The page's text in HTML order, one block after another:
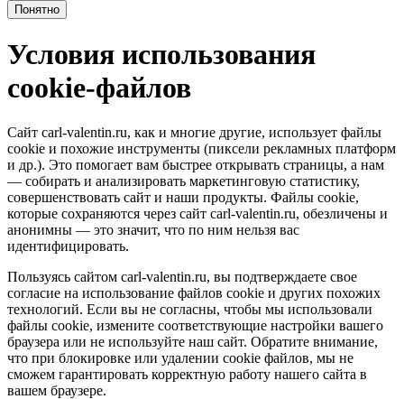
Понятно
Условия использования
cookie-файлов
Сайт carl-valentin.ru, как и многие другие, использует файлы
cookie и похожие инструменты (пиксели рекламных платформ
и др.). Это помогает вам быстрее открывать страницы, а нам
— собирать и анализировать маркетинговую статистику,
совершенствовать сайт и наши продукты. Файлы сookie,
которые сохраняются через сайт carl-valentin.ru, обезличены и
анонимны — это значит, что по ним нельзя вас
идентифицировать.
Пользуясь сайтом carl-valentin.ru, вы подтверждаете свое
согласие на использование файлов cookie и других похожих
технологий. Если вы не согласны, чтобы мы использовали
файлы cookie, измените соответствующие настройки вашего
браузера или не используйте наш сайт. Обратите внимание,
что при блокировке или удалении cookie файлов, мы не
сможем гарантировать корректную работу нашего сайта в
вашем браузере.